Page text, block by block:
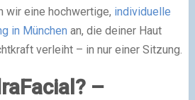
wir eine hochwertige, individuelle
in München an, die deiner Haut
verleiht – in nur einer Sitzung.
–